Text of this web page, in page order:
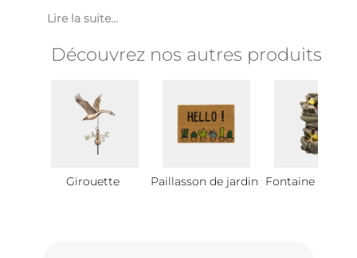
Lire la suite...
Découvrez nos autres produits
Girouette Paillasson de jardin Fontaine de